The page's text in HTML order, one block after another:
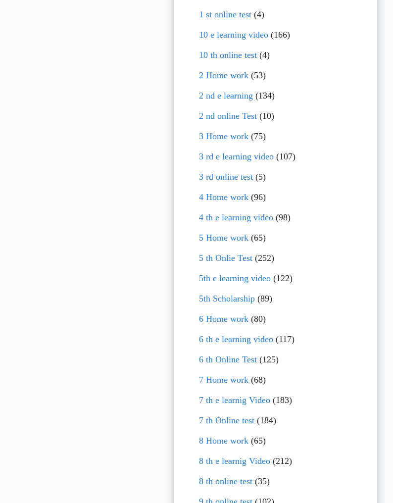
1 st online test(4)
10 e learning video(166)
10 th online test(4)
2 Home work(53)
2 nd e learning (134)
2 nd online Test(10)
3 Home work(75)
3 rd e learning video(107)
3 rd online test(5)
4 Home work(96)
4 th e learning video(98)
5 Home work(65)
5 th Onlie Test(252)
5th e learning video(122)
5th Scholarship(89)
6 Home work(80)
6 th e learning video(117)
6 th Online Test(125)
7 Home work(68)
7 th e learnig Video(183)
7 th Online test(184)
8 Home work(65)
8 th e learnig Video(212)
8 th online test(35)